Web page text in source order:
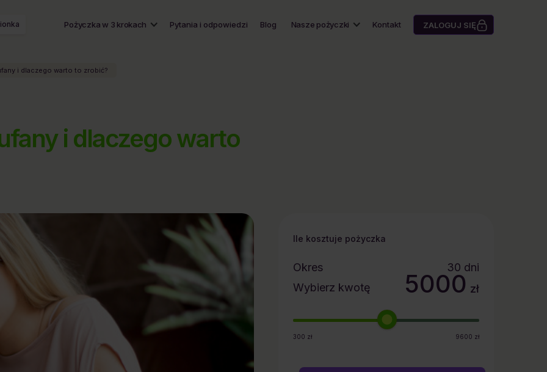
Pożyczka w 3 krokach Pytania i odpowiedzi Blog Nasze pożyczki Kontakt ZALOGUJ SIĘ
i dlaczego warto to zrobić?
i dlaczego warto
Ile kosztuje pożyczka
Okres 30 dni
Wybierz kwotę
5000 zł
300 zł 9600 zł